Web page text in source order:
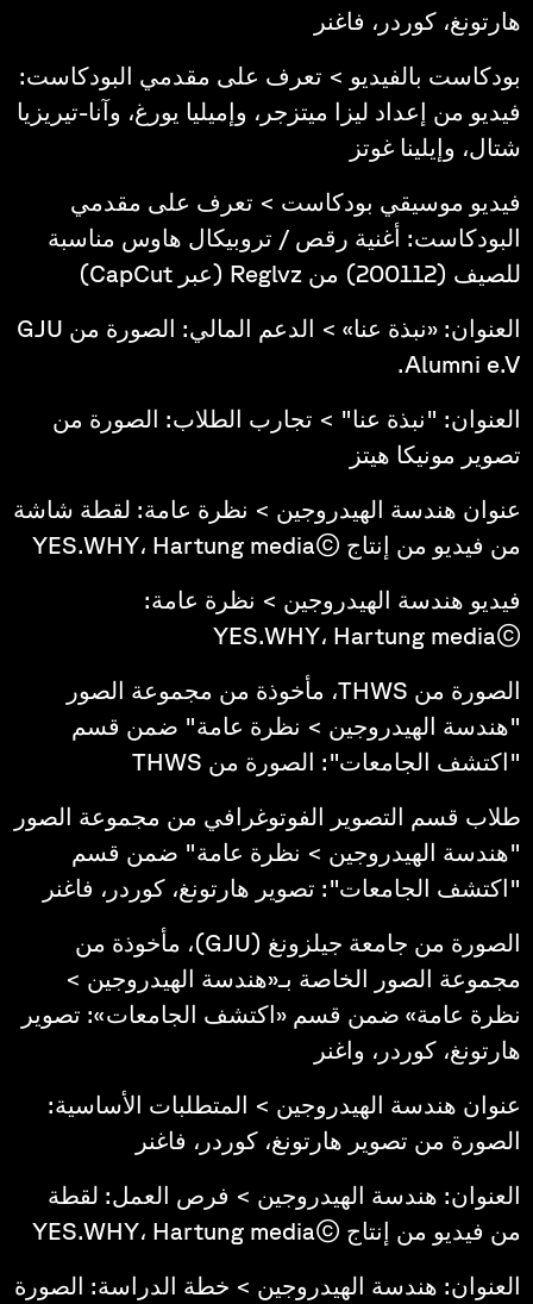
هارتونغ، كوردر، فاغنر
بودكاست بالفيديو > تعرف على مقدمي البودكاست:
فيديو من إعداد ليزا ميتزجر، وإميليا يورغ، وآنا-تيريزيا
شتال، وإيلينا غوتز
فيديو موسيقي بودكاست > تعرف على مقدمي
البودكاست: أغنية رقص / تروبيكال هاوس مناسبة
للصيف (200112) من Reglvz (عبر CapCut)
العنوان: «نبذة عنا» > الدعم المالي: الصورة من GJU
Alumni e.V.
العنوان: "نبذة عنا" > تجارب الطلاب: الصورة من
تصوير مونيكا هيتز
عنوان هندسة الهيدروجين > نظرة عامة: لقطة شاشة
من فيديو من إنتاج ©YES.WHY، Hartung media
فيديو هندسة الهيدروجين > نظرة عامة:
©YES.WHY، Hartung media
الصورة من THWS، مأخوذة من مجموعة الصور
"هندسة الهيدروجين > نظرة عامة" ضمن قسم
"اكتشف الجامعات": الصورة من THWS
طلاب قسم التصوير الفوتوغرافي من مجموعة الصور
"هندسة الهيدروجين > نظرة عامة" ضمن قسم
"اكتشف الجامعات": تصوير هارتونغ، كوردر، فاغنر
الصورة من جامعة جيلزونغ (GJU)، مأخوذة من
مجموعة الصور الخاصة بـ«هندسة الهيدروجين >
نظرة عامة» ضمن قسم «اكتشف الجامعات»: تصوير
هارتونغ، كوردر، واغنر
عنوان هندسة الهيدروجين > المتطلبات الأساسية:
الصورة من تصوير هارتونغ، كوردر، فاغنر
العنوان: هندسة الهيدروجين > فرص العمل: لقطة
من فيديو من إنتاج ©YES.WHY، Hartung media
العنوان: هندسة الهيدروجين > خطة الدراسة: الصورة